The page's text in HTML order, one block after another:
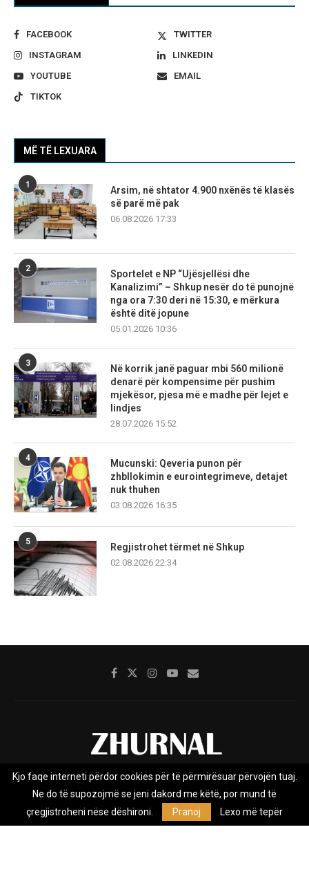
FACEBOOK
TWITTER
INSTAGRAM
LINKEDIN
YOUTUBE
EMAIL
TIKTOK
MË TË LEXUARA
1
Arsim, në shtator 4.900 nxënës të klasës
së parë më pak
06.08.2026 17:33
2
Sportelet e NP “Ujësjellësi dhe
Kanalizimi” – Shkup nesër do të punojnë
nga ora 7:30 deri në 15:30, e mërkura
është ditë jopune
05.01.2026 10:36
3
Në korrik janë paguar mbi 560 milionë
denarë për kompensime për pushim
mjekësor, pjesa më e madhe për lejet e
lindjes
28.07.2026 15:52
4
Mucunski: Qeveria punon për
zhbllokimin e eurointegrimeve, detajet
nuk thuhen
03.08.2026 16:35
5
Regjistrohet tërmet në Shkup
02.08.2026 22:34
Rreth nesh Impresumi Marketing
Privacy Policy
Zhurnal.mk është Agjenci e Lajmeve e pavarur, e themeluar në vitin
Kjo faqe interneti përdor cookies për të përmirësuar përvojën tuaj.
Ne do të supozojmë se jeni dakord me këtë, por mund të
çregjistroheni nëse dëshironi.
Pranoj Lexo më tepër